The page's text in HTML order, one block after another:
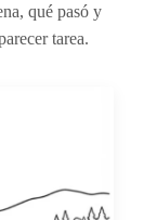
qué pasó y
tarea.